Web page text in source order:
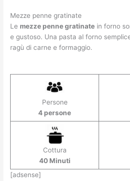
Mezze penne gratinate
Le mezze penne gratinate in forno
e gustoso. Una pasta al forno
ragù di carne e formaggio.
Persone
4 persone
Cottura
40 Minuti
[adsense]